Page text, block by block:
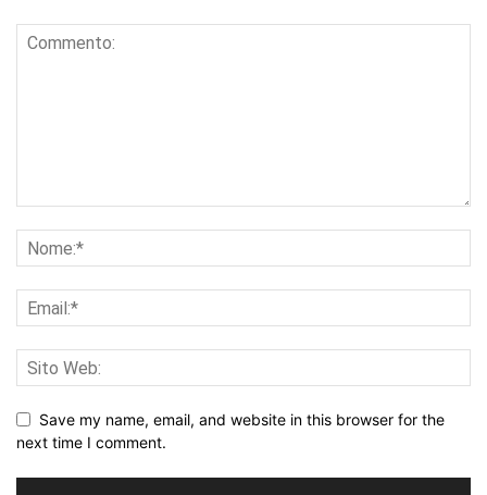
Save my name, email, and website in this browser for the
next time I comment.